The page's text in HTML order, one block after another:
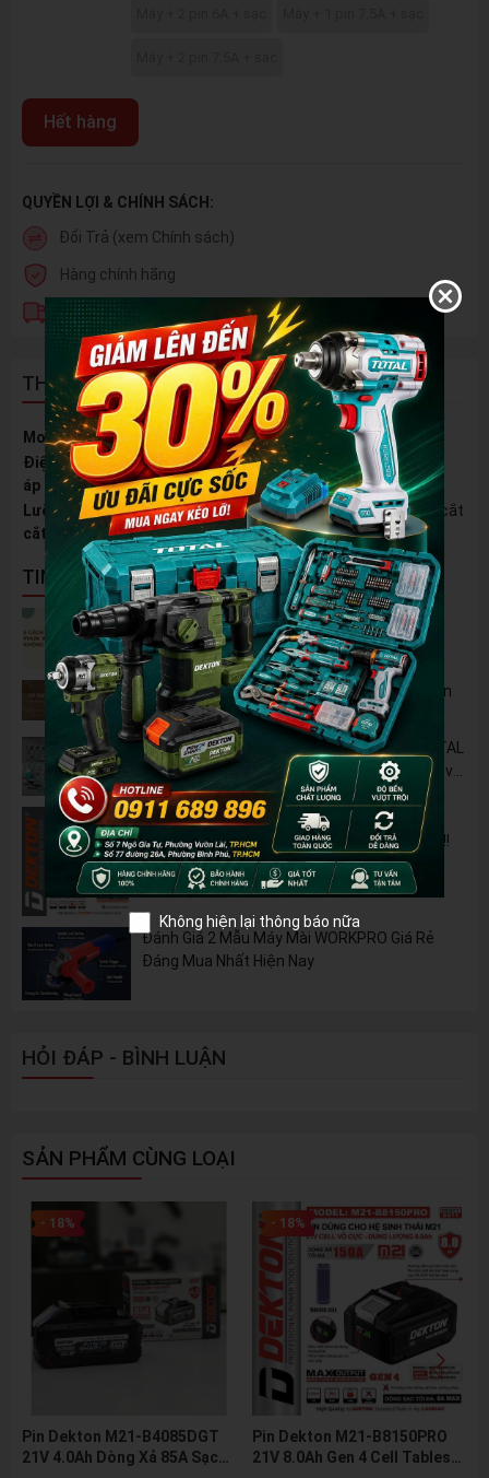
Hết hàng
QUYỀN LỢI & CHÍNH SÁCH:
Đổi Trả (xem Chính sách)
Hàng chính hãng
Vận Chuyển Toàn Quốc
THÔNG TIN SẢN PHẨM
Motor BRUSHLESS công nghệ mới motor ngoài
Điện
áp
21V
Lưỡi
cắt
230mm, 2 lưỡi, 1 lưỡi cước, lưỡi dùng chung với máy cắt
cỏ xăng
TIN NỔI BẬT
5 Cách Tận Dụng Máy Phun Xịt Áp Lực Cao
Không Chỉ Để Rửa Xe
Tủ Dụng Cụ CSPS: Giải Pháp Sắp Xếp Chuyên
Nghiệp Cho Mọi Xưởng Cơ Khí
🔋 Đột Phá Công Nghệ: Pin Lithium 42V TOTAL
B42M – Giải Pháp Thay Thế Máy Dùng Điện và
Nhiên Liệu
Pin 2Ah Chân Phổ Thông Dekton M21-
B2065PLUS - GỌN NHẸ, TIỆN LỢI đã về hàng!!!
Đánh Giá 2 Mẫu Máy Mài WORKPRO Giá Rẻ
Đáng Mua Nhất Hiện Nay
HỎI ĐÁP - BÌNH LUẬN
SẢN PHẨM CÙNG LOẠI
- 18%
Pin Dekton M21-B4085DGT
21V 4.0Ah Dòng Xả 85A Sạc
- 18%
Pin Dekton M21-B8150PRO
21V 8.0Ah Gen 4 Cell Tabless
Không hiện lại thông báo nữa